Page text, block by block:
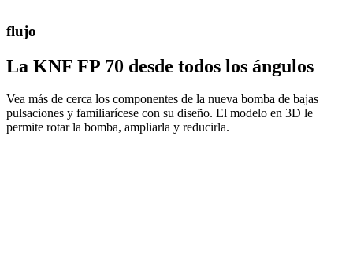
flujo
La KNF FP 70 desde todos los ángulos
Vea más de cerca los componentes de la nueva bomba de bajas
pulsaciones y familiarícese con su diseño. El modelo en 3D le
permite rotar la bomba, ampliarla y reducirla.